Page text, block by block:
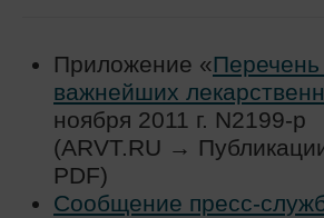
Приложение «
важнейших
ноября 2011 г. N2199-р
(ARVT.RU →
PDF)
Сообщение пресс-